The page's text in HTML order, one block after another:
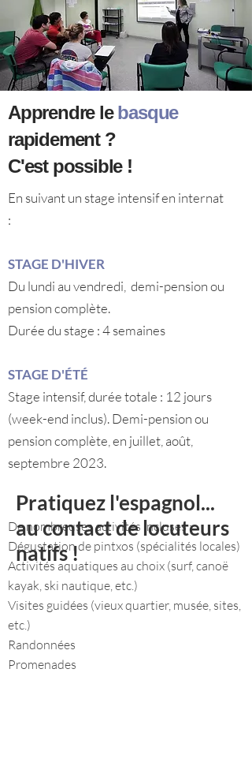
Apprendre lebasque
rapidement ?
C'est possible !
En suivant un stage intensif en internat
:
STAGE D'HIVER
Du lundi au vendredi, demi-pension ou
pension complète.
Durée du stage : 4 semaines
STAGE D'ÉTÉ
Stage intensif, durée totale : 12 jours
(week-end inclus). Demi-pension ou
pension complète, en juillet, août,
septembre 2023.
De nombreuses activités incluses :
Dégustation de pintxos (spécialités locales)
Activités aquatiques au choix (surf, canoë
kayak, ski nautique, etc.)
Visites guidées (vieux quartier, musée, sites,
etc.)
Randonnées
Promenades
Pratiquez l'espagnol...
au contact de locuteurs
natifs !